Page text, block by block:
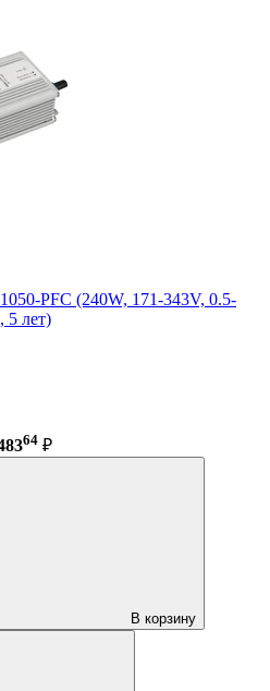
PFC (240W, 171-343V, 0.5-
5 лет)
64 ₽
В корзину